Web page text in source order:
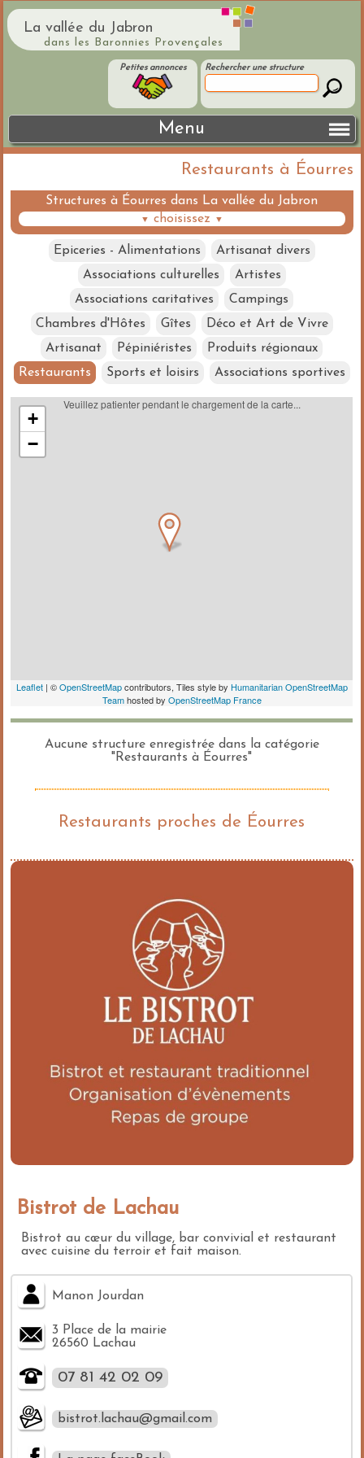
La vallée du Jabron
dans les Baronnies Provençales
Rechercher une structure
Petites annonces
Menu
Restaurants à Éourres
Structures à Éourres dans La vallée du Jabron
▼ choisissez ▼
Epiceries - Alimentations
Artisanat divers
Associations culturelles
Artistes
Associations caritatives
Campings
Chambres d'Hôtes
Gîtes
Déco et Art de Vivre
Artisanat
Pépiniéristes
Produits régionaux
Restaurants
Sports et loisirs Associations sportives
Aucune structure enregistrée dans la catégorie
"Restaurants à Éourres"
Restaurants proches de Éourres
Bistrot de Lachau
Bistrot au cœur du village, bar convivial et restaurant
avec cuisine du terroir et fait maison.
Manon Jourdan
3 Place de la mairie
26560 Lachau
07 81 42 02 09
bistrot.lachau@gmail.com